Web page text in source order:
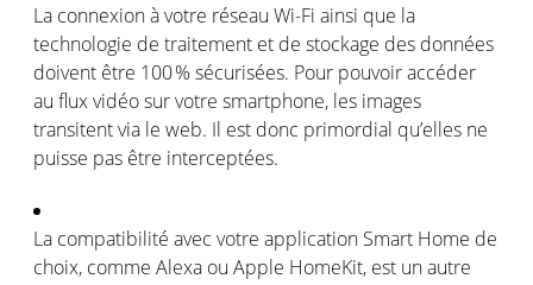
La connexionàvotre réseau Wi-Fi ainsi que la
technologie de traitement et de stockage des données
doivent être 100 % sécurisées. Pour pouvoiraccéder
au fluxvidéosurvotre smartphone, les images
transitentvia le web. Il est donc primordial qu’elles ne
puisse pas être interceptées.
La compatibilité avec votre application Smart Home de
choix, comme Alexa ou Apple HomeKit, est unautre